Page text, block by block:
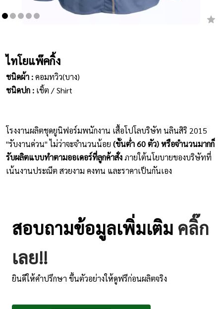
ชุดคลุมท้อง
ชุดหมี
ผลิตภัณฑ์อื่นๆ
ตัวอย่างแขนเสื้อโปโล
สีผ้า
ไทโยแพ๊คกิ้ง
ชนิดผ้า :คอมทวิว(บาง)
ชนิดปก : เชิ้ต / Shirt
โรงงานผลิตชุดยูนิฟอร์มพนักงาน เสื้อโปโลบริษัท นลินสิริ 2015
"รับงานด่วน" ไม่ว่าจะจำนวนน้อย (ขั้นต่ำ 60 ตัว) หรือจำนวนมากก็
รับผลิตแบบทำตามออเดอร์ที่ลูกค้าสั่งภายใต้นโยบายของบริษัทที่
เน้นงานประณีต สวยงาม คงทน และราคาเป็นกันเอง
สอบถามข้อมูลเพิ่มเติม คลิ๊ก
เลย!!
ยินดีให้คำปรึกษา ขึ้นตัวอย่างให้ดูฟรีก่อนผลิตจริง